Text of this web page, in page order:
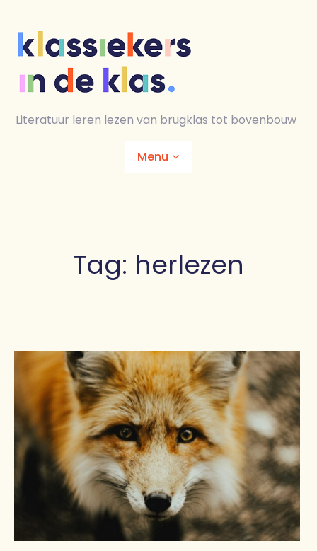
content
Literatuur leren lezen van brugklas tot bovenbouw
Menu
Contact
Tag: herlezen